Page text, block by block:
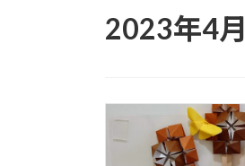
2023年4月